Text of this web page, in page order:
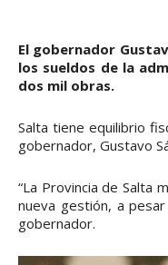
El gobernador
los sueldos de la
dos mil obras.
Salta tiene equilibrio
gobernador, Gustavo
“La Provincia de Salta
nueva gestión, a
gobernador.